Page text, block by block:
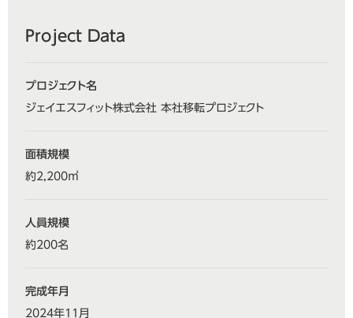
Project Data
プロジェクト名
ジェイエスフィット株式会社 本社移転プロジェクト
面積規模
約2,200㎡
人員規模
約200名
完成年月
2024年11月